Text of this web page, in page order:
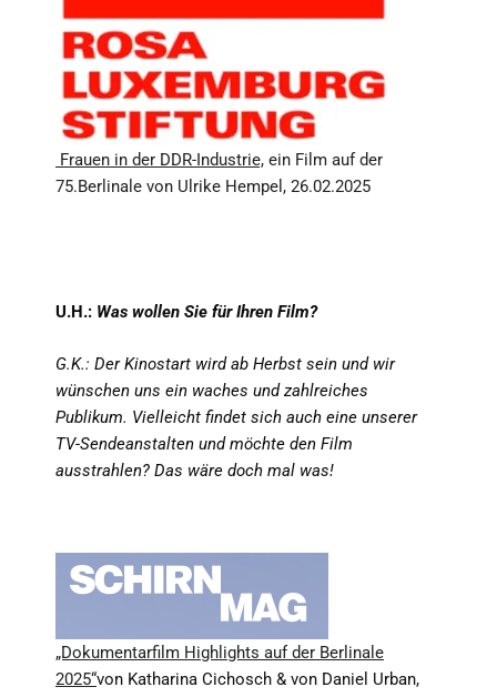
Frauen in der DDR-Industrie, ein Film auf der
75.Berlinale von Ulrike Hempel, 26.02.2025
U.H.: Was wollen Sie für Ihren Film?
G.K.: Der Kinostart wird ab Herbst sein und wir
wünschen uns ein waches und zahlreiches
Publikum. Vielleicht findet sich auch eine unserer
TV-Sendeanstalten und möchte den Film
ausstrahlen? Das wäre doch mal was!
„Dokumentarfilm Highlights auf der Berlinale
2025“von Katharina Cichosch & von Daniel Urban,